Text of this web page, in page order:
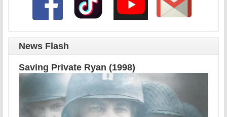
News Flash
Saving Private Ryan (1998)